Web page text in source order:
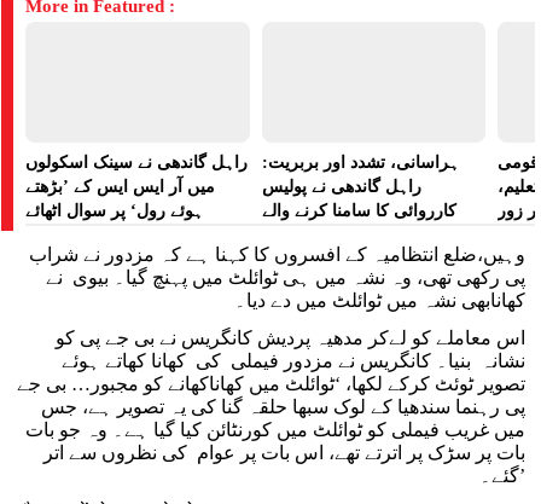
More in Featured :
راہل گاندھی نے سینک اسکولوں
میں آر ایس ایس کے ’بڑھتے
ہوئے رول‘ پر سوال اٹھائے
ہراسانی، تشدد اور بربریت:
راہل گاندھی نے پولیس
کارروائی کا سامنا کرنے والے
قومی
زور
وہیں،ضلع انتظامیہ کے افسروں کا کہنا ہے کہ مزدور نے شراب
پی رکھی تھی، وہ نشہ میں ہی ٹوائلٹ میں پہنچ گیا۔ بیوی نے
کھانابھی نشہ میں ٹوائلٹ میں دے دیا۔
اس معاملے کو لےکر مدھیہ پردیش کانگریس نے بی جے پی کو
نشانہ بنیا۔ کانگریس نے مزدور فیملی کی کھانا کھاتے ہوئے
تصویر ٹوئٹ کرکے لکھا، ‘ٹوائلٹ میں کھاناکھانے کو مجبور… بی جے
پی رہنما سندھیا کے لوک سبھا حلقہ گنا کی یہ تصویر ہے، جس
میں غریب فیملی کو ٹوائلٹ میں کورنٹائن کیا گیا ہے۔ وہ جو بات
بات پر سڑک پر اترتے تھے، اس بات پر عوام کی نظروں سے اتر
گئے۔’